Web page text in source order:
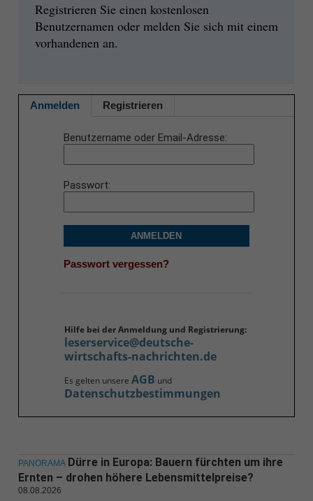
Registrieren Sie einen kostenlosen
Benutzernamen oder melden Sie sich mit einem
vorhandenen an.
Anmelden Registrieren
Benutzername oder Email-Adresse
Passwort
ANMELDEN
Passwort vergessen?
Hilfe bei der Anmeldung und Registrierung:
leserservice@deutsche-
wirtschafts-nachrichten.de
Es gelten unsere AGB und
Datenschutzbestimmungen
PANORAMA Dürre in Europa: Bauern fürchten um ihre
Ernten – drohen höhere Lebensmittelpreise?
08.08.2026